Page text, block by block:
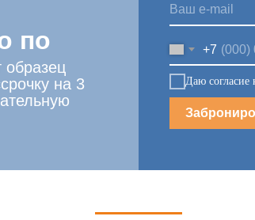
+7
Даю согласие
по
образец
на 3